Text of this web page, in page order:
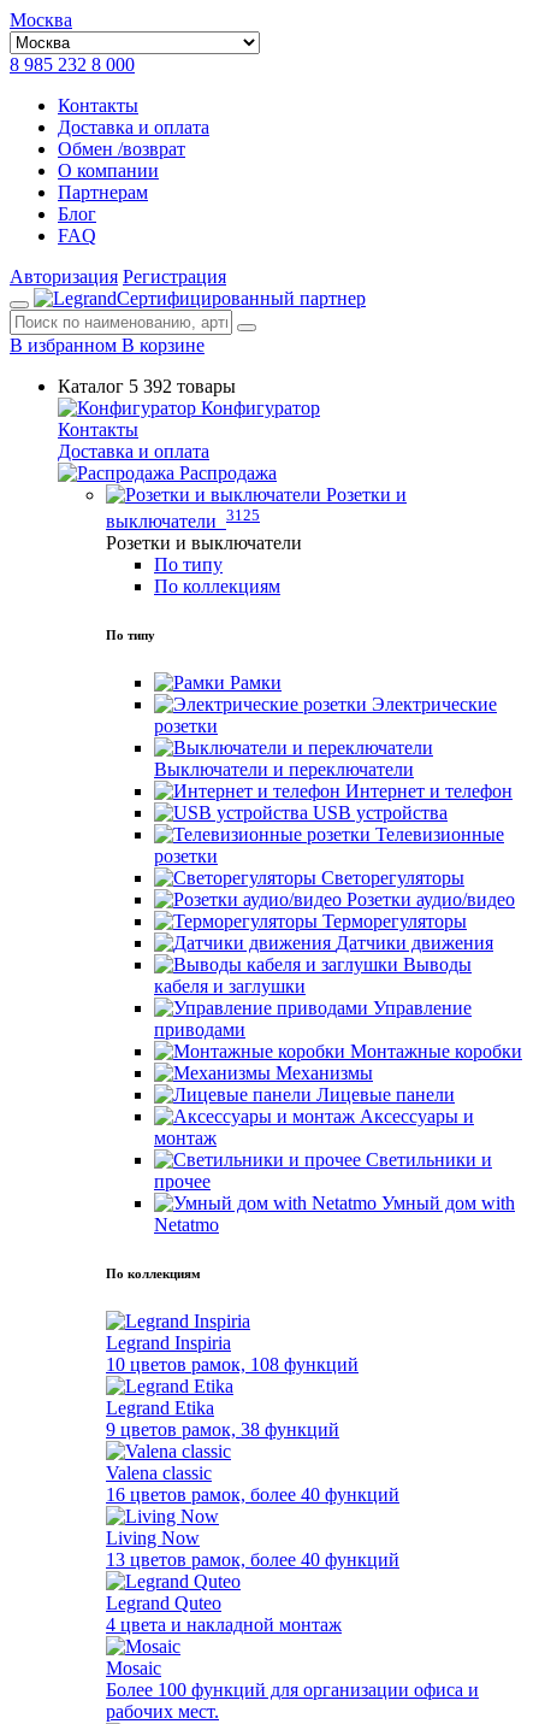
Москва
8 985 232 8 000
Контакты
Доставка и оплата
Обмен /возврат
О компании
Партнерам
Блог
FAQ
Авторизация Регистрация
Сертифицированный партнер
В избранном В корзине
Каталог 5 392 товары
Конфигуратор
Контакты
Доставка и оплата
Распродажа
Розетки и
выключатели 3125
Розетки и выключатели
По типу
По коллекциям
По типу
Рамки
Электрические
розетки
Выключатели и переключатели
Интернет и телефон
USB устройства
Телевизионные
розетки
Светорегуляторы
Розетки аудио/видео
Терморегуляторы
Датчики движения
Выводы
кабеля и заглушки
Управление
приводами
Монтажные коробки
Механизмы
Лицевые панели
Аксессуары и
монтаж
Светильники и
прочее
Умный дом with
Netatmo
По коллекциям
Legrand Inspiria
10 цветов рамок, 108 функций
Legrand Etika
9 цветов рамок, 38 функций
Valena classic
16 цветов рамок, более 40 функций
Living Now
13 цветов рамок, более 40 функций
Legrand Quteo
4 цвета и накладной монтаж
Mosaic
Более 100 функций для организации офиса и
рабочих мест.